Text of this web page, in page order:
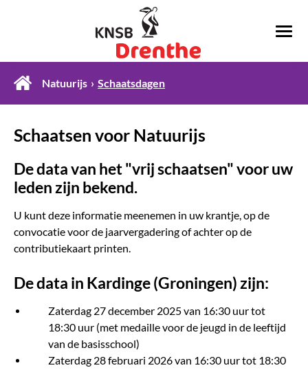
Natuurijs Schaatsdagen
Schaatsen voor Natuurijs
De data van het "vrij schaatsen" voor uw
leden zijn bekend.
U kunt deze informatie meenemen in uw krantje, op de
convocatie voor de jaarvergadering of achter op de
contributiekaart printen.
De data in Kardinge (Groningen) zijn:
Zaterdag 27 december 2025 van 16:30 uur tot
18:30 uur (met medaille voor de jeugd in de leeftijd
van de basisschool)
Zaterdag 28 februari 2026 van 16:30 uur tot 18:30